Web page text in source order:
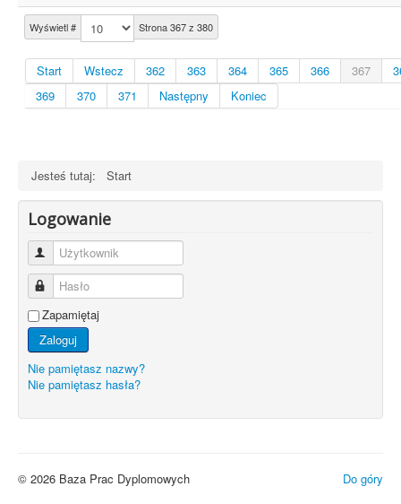
Wyświetl # Strona 367 z 380
Start Wstecz 362 363 364 365 366 367
369
370 371 Następny Koniec
Jesteś tutaj: Start
Logowanie
Użytkownik
Hasło
Zapamiętaj
Zaloguj
Nie pamiętasz nazwy?
Nie pamiętasz hasła?
Do góry
© 2026 Baza Prac Dyplomowych